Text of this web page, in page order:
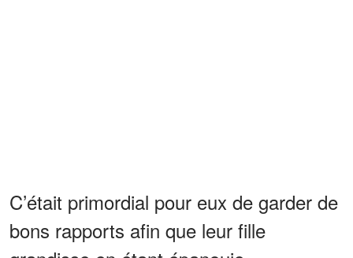
C’était primordial pour eux de garder de
bons rapports afin que leur fille